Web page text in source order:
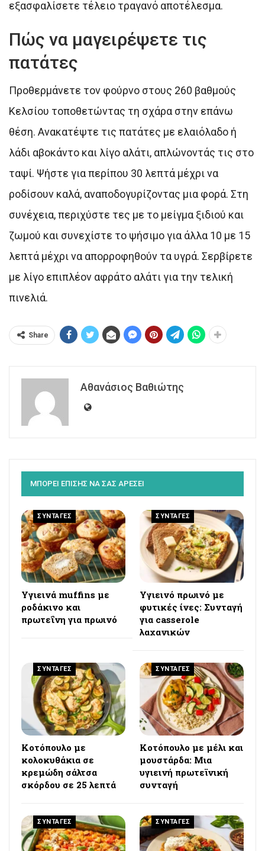
εξασφαλίσετε τέλειο τραγανό αποτέλεσμα.
Πώς να μαγειρέψετε τις
πατάτες
Προθερμάνετε τον φούρνο στους 260 βαθμούς
Κελσίου τοποθετώντας τη σχάρα στην επάνω
θέση. Ανακατέψτε τις πατάτες με ελαιόλαδο ή
λάδι αβοκάντο και λίγο αλάτι, απλώνοντάς τις στο
ταψί. Ψήστε για περίπου 30 λεπτά μέχρι να
ροδίσουν καλά, αναποδογυρίζοντας μια φορά. Στη
συνέχεια, περιχύστε τες με το μείγμα ξιδιού και
ζωμού και συνεχίστε το ψήσιμο για άλλα 10 με 15
λεπτά μέχρι να απορροφηθούν τα υγρά. Σερβίρετε
με λίγο επιπλέον αφράτο αλάτι για την τελική
πινελιά.
Share
Αθανάσιος Βαθιώτης
ΜΠΟΡΕΙ ΕΠΙΣΗΣ ΝΑ ΣΑΣ ΑΡΕΣΕΙ
ΣΥΝΤΑΓΕΣ
Υγιεινά muffins με
ροδάκινο και
πρωτεΐνη για πρωινό
ΣΥΝΤΑΓΕΣ
Υγιεινό πρωινό με
φυτικές ίνες: Συνταγή
για casserole
λαχανικών
ΣΥΝΤΑΓΕΣ
Κοτόπουλο με
κολοκυθάκια σε
κρεμώδη σάλτσα
σκόρδου σε 25 λεπτά
ΣΥΝΤΑΓΕΣ
Κοτόπουλο με μέλι και
μουστάρδα: Μια
υγιεινή πρωτεϊνική
συνταγή
ΣΥΝΤΑΓΕΣ ΣΥΝΤΑΓΕΣ